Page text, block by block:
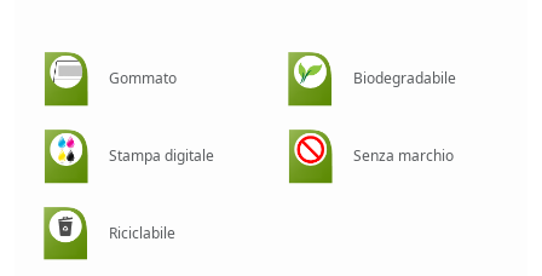
Gommato Biodegradabile
Stampa digitale Senza marchio
Riciclabile